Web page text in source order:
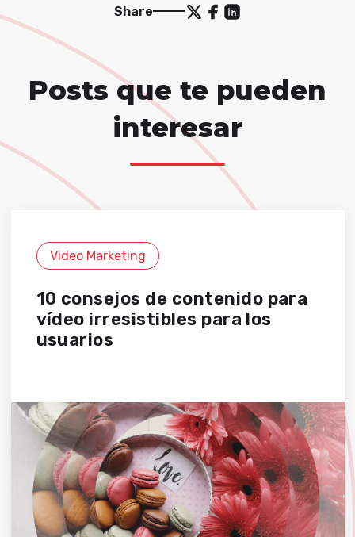
Share
Posts que te pueden
interesar
Video Marketing
10 consejos de contenido para
vídeo irresistibles para los
usuarios